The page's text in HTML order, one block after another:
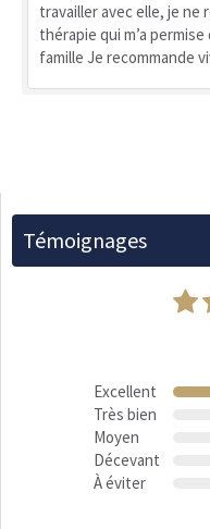
travailler avec elle, je
thérapie qui m’a
famille Je recommande
Témoignages
Excellent
Très bien
Moyen
Décevant
À éviter